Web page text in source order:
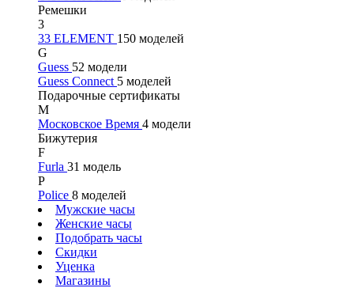
Ремешки
3
33 ELEMENT 150 моделей
G
Guess 52 модели
Guess Connect 5 моделей
Подарочные сертификаты
М
Московское Время 4 модели
Бижутерия
F
Furla 31 модель
P
Police 8 моделей
Мужские часы
Женские часы
Подобрать часы
Скидки
Уценка
Магазины